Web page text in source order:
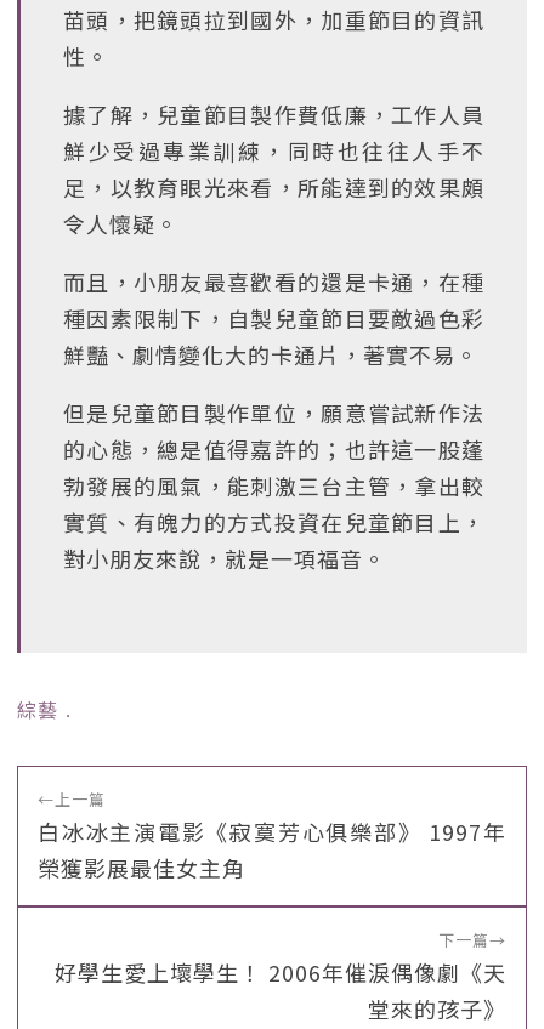
苗頭，把鏡頭拉到國外，加重節目的資訊
性。
據了解，兒童節目製作費低廉，工作人員
鮮少受過專業訓練，同時也往往人手不
足，以教育眼光來看，所能達到的效果頗
令人懷疑。
而且，小朋友最喜歡看的還是卡通，在種
種因素限制下，自製兒童節目要敵過色彩
鮮豔、劇情變化大的卡通片，著實不易。
但是兒童節目製作單位，願意嘗試新作法
的心態，總是值得嘉許的；也許這一股蓬
勃發展的風氣，能刺激三台主管，拿出較
實質、有魄力的方式投資在兒童節目上，
對小朋友來說，就是一項福音。
綜藝 ﹒
←上一篇
白冰冰主演電影《寂寞芳心俱樂部》 1997年
榮獲影展最佳女主角
下一篇→
好學生愛上壞學生！ 2006年催淚偶像劇《天
堂來的孩子》